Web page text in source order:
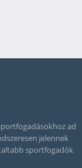
ad
jelennek
sportfogadók